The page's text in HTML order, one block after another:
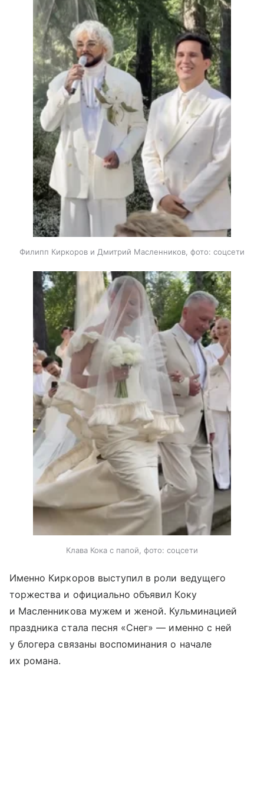
Филипп Киркоров и Дмитрий Масленников, фото: соцсети
Клава Кока с папой, фото: соцсети
Именно Киркоров выступил в роли ведущего
торжества и официально объявил Коку
и Масленникова мужем и женой. Кульминацией
праздника стала песня «Снег» — именно с ней
у блогера связаны воспоминания о начале
их романа.